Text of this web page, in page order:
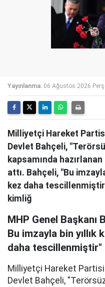
Yayınlanma: 06 Ağustos 2026
Milliyetçi Hareket
Devlet Bahçeli,
kapsamında
attı. Bahçeli, "Bu
kez daha
kimliğ
MHP Genel Başkanı
Bu imzayla bin
daha tescillenmiştir"
Milliyetçi Hareket Partisi
Devlet Bahçeli,